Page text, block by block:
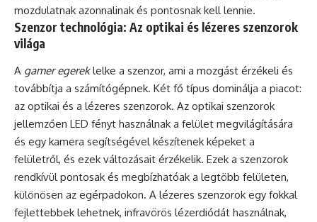
mozdulatnak azonnalinak és pontosnak kell lennie.
Szenzor technológia: Az optikai és lézeres szenzorok
világa
A gamer egereklelke a szenzor, ami a mozgást érzékeli és
továbbítja a számítógépnek. Két fő típus dominálja a piacot:
az optikai és a lézeres szenzorok. Az optikai szenzorok
jellemzően LED fényt használnak a felület megvilágítására
és egy kamera segítségével készítenek képeket a
felületről, és ezek változásait érzékelik. Ezek a szenzorok
rendkívül pontosak és megbízhatóak a legtöbb felületen,
különösen az egérpadokon. A lézeres szenzorok egy fokkal
fejlettebbek lehetnek, infravörös lézerdiódát használnak,